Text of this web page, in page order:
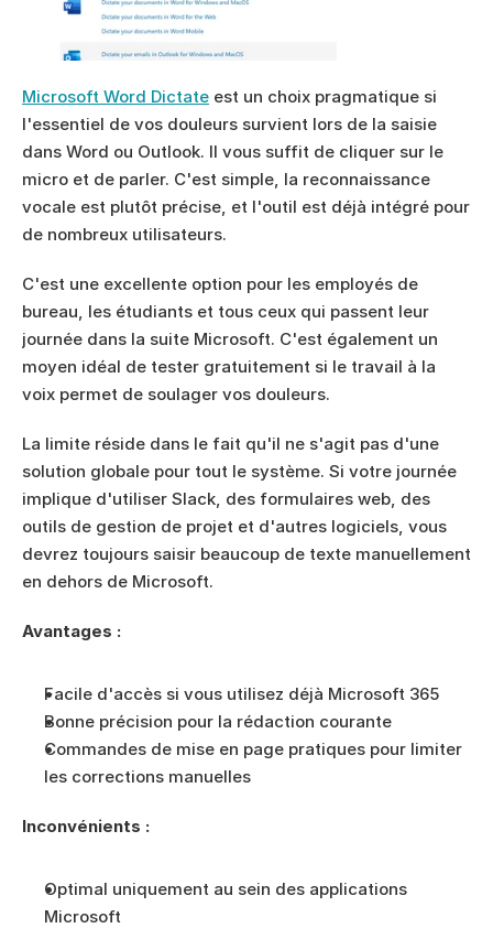
Microsoft Word Dictate est un choix pragmatique si
l'essentiel de vos douleurs survient lors de la saisie
dans Word ou Outlook. Il vous suffit de cliquer sur le
micro et de parler. C'est simple, la reconnaissance
vocale est plutôt précise, et l'outil est déjà intégré pour
de nombreux utilisateurs.
C'est une excellente option pour les employés de
bureau, les étudiants et tous ceux qui passent leur
journée dans la suite Microsoft. C'est également un
moyen idéal de tester gratuitement si le travail à la
voix permet de soulager vos douleurs.
La limite réside dans le fait qu'il ne s'agit pas d'une
solution globale pour tout le système. Si votre journée
implique d'utiliser Slack, des formulaires web, des
outils de gestion de projet et d'autres logiciels, vous
devrez toujours saisir beaucoup de texte manuellement
en dehors de Microsoft.
Avantages :
Facile d'accès si vous utilisez déjà Microsoft 365
Bonne précision pour la rédaction courante
Commandes de mise en page pratiques pour limiter
les corrections manuelles
Inconvénients :
Optimal uniquement au sein des applications
Microsoft